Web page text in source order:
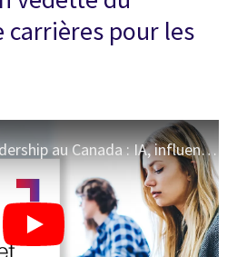
carrières pour les
L'avenir du leadership au Canada : IA, influence et femmes en tech